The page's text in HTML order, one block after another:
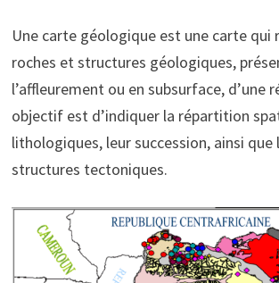
Une carte géologique est une carte qui
roches et structures géologiques,
l’affleurement ou en subsurface, d’une
objectif est d’indiquer la répartition
lithologiques, leur succession, ainsi que
structures tectoniques.